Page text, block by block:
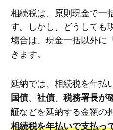
相続税は、原則現金で一
す。しかし、どうしても
場合は、現金一括以外に
きます。
延納では、相続税を年払
国債、 社債、 税務署長が
証などを延納する金額の
相続税を年払いで支払っ